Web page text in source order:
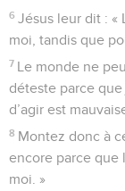
6 Jésus leur dit : «
moi, tandis que
7 Le monde ne
déteste parce
d’agir est
8 Montez donc à
encore parce que
moi. »